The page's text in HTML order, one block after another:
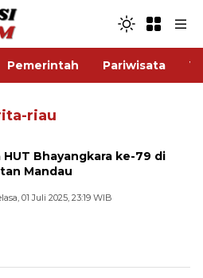
Pemerintah Pariwisata
riau
HUT Bhayangkara ke-79 di
Mandau
01 Juli 2025, 23:19 WIB